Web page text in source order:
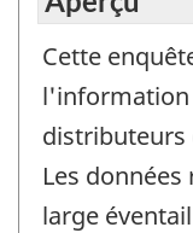
Cette
l'information
distributeurs
Les
large